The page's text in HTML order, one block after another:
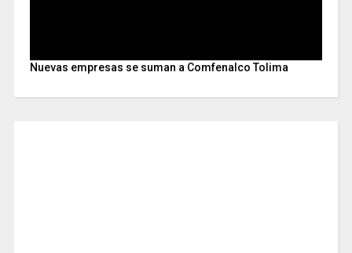
Nuevas empresas se suman a Comfenalco Tolima